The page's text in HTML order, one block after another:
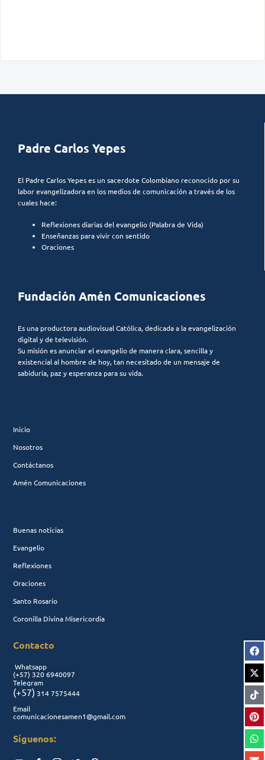
Padre Carlos Yepes
El Padre Carlos Yepes es un sacerdote Colombiano reconocido por su
labor evangelizadora en los medios de comunicación a través de los
cuales hace:
Reflexiones diarias del evangelio (Palabra de Vida)
Enseñanzas para vivir con sentido
Oraciones
Fundación Amén Comunicaciones
Es una productora audiovisual Católica, dedicada a la evangelización
digital y de televisión.
Su misión es anunciar el evangelio de manera clara, sencilla y
existencial al hombre de hoy, tan necesitado de un mensaje de
sabiduría, paz y esperanza para su vida.
Inicio
Nosotros
Contáctanos
Amén Comunicaciones
Buenas noticias
Evangelio
Reflexiones
Oraciones
Santo Rosario
Coronilla Divina Misericordia
Contacto
Whatsapp
(+57) 320 6940097
Telegram
(+57) 314 7575444
Email
comunicacionesamen1@gmail.com
Síguenos: